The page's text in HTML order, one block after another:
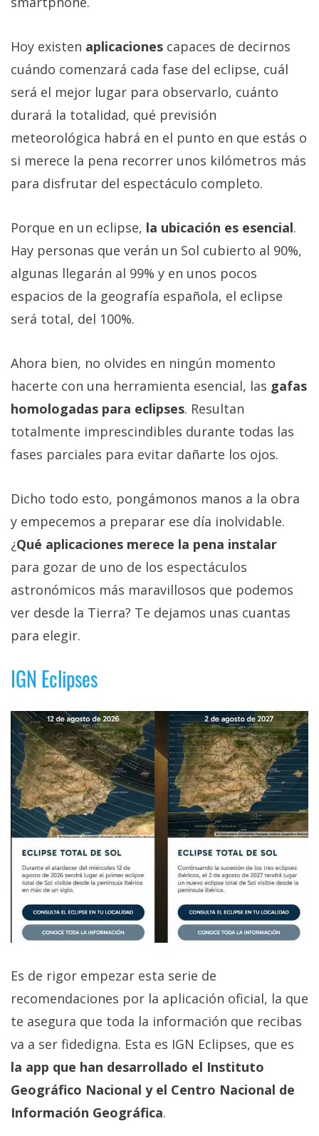
Hoy existen aplicaciones capaces de decirnos
cuándo comenzará cada fase del eclipse, cuál
será el mejor lugar para observarlo, cuánto
durará la totalidad, qué previsión
meteorológica habrá en el punto en que estás o
si merece la pena recorrer unos kilómetros más
para disfrutar del espectáculo completo.
Porque en un eclipse, la ubicación es esencial.
Hay personas que verán un Sol cubierto al 90%,
algunas llegarán al 99% y en unos pocos
espacios de la geografía española, el eclipse
será total, del 100%.
Ahora bien, no olvides en ningún momento
hacerte con una herramienta esencial, las gafas
homologadas para eclipses. Resultan
totalmente imprescindibles durante todas las
fases parciales para evitar dañarte los ojos.
Dicho todo esto, pongámonos manos a la obra
y empecemos a preparar ese día inolvidable.
¿Qué aplicaciones merece la pena instalar
para gozar de uno de los espectáculos
astronómicos más maravillosos que podemos
ver desde la Tierra? Te dejamos unas cuantas
para elegir.
IGN Eclipses
Es de rigor empezar esta serie de
recomendaciones por la aplicación oficial, la que
te asegura que toda la información que recibas
va a ser fidedigna. Esta es IGN Eclipses, que es
la app que han desarrollado el Instituto
Geográfico Nacional y el Centro Nacional de
Información Geográfica.